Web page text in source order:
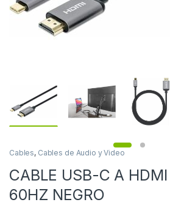
Cables, Cables de Audio y Video
CABLE USB-C A
60HZ NEGRO